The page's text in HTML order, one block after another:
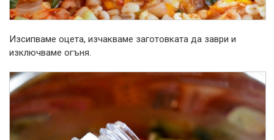
Изсипваме оцета, изчакваме заготовката да заври и
изключваме огъня.